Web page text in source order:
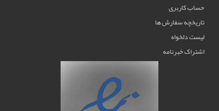
حساب کاربری
تاریخچه سفارش ها
لیست دلخواه
اشتراک خبرنامه